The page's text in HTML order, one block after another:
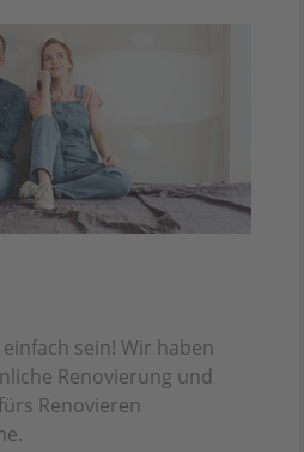
sein! Wir haben
Renovierung und
Renovieren